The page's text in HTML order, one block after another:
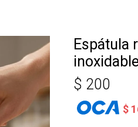
Espátula
$ 200
$